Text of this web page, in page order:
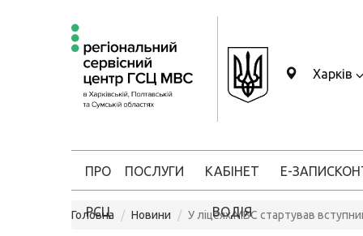
Харків
ПРО
РСЦ
ПОСЛУГИ КАБІНЕТ
ВОДІЯ
Е-ЗАПИС
Головна Новини У ліцеях МВС стартував